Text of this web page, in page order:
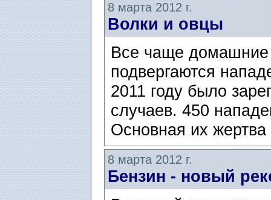
8 марта 2012 г.
Волки и овцы
Все чаще
подвергаются
2011 году было
случаев. 450
Основная их
8 марта 2012 г.
Бензин - новый